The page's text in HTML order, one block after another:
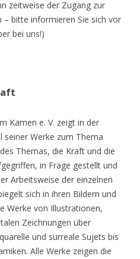
zeitweise der Zugang zur
– bitte informieren Sie sich vor
bei uns!)
Kamen e. V. zeigt in der
Werke zum Thema
Themas, die Kraft und die
in Frage gestellt und
Arbeitsweise der einzelnen
sich in ihren Bildern und
Werke von Illustrationen,
Zeichnungen über
und surreale Sujets bis
Alle Werke zeigen die